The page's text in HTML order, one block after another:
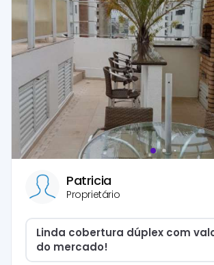
Patricia
Proprietário
Linda cobertura dúplex com
do mercado!